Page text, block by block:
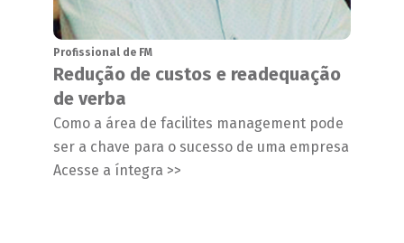
Profissional de FM
Redução de custos e readequação
de verba
Como a área de facilites management pode
ser a chave para o sucesso de uma empresa
Acesse a íntegra >>